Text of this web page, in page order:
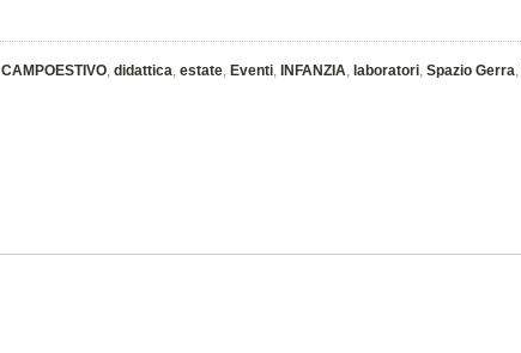
CAMPOESTIVO, didattica, estate, Eventi, INFANZIA, laboratori, Spazio Gerra,